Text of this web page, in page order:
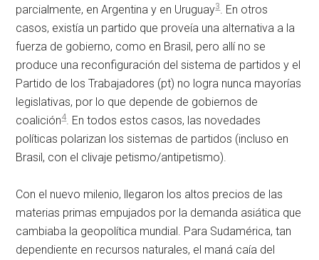
parcialmente, en Argentina y en Uruguay3. En otros
casos, existía un partido que proveía una alternativa a la
fuerza de gobierno, como en Brasil, pero allí no se
produce una reconfiguración del sistema de partidos y el
Partido de los Trabajadores (pt) no logra nunca mayorías
legislativas, por lo que depende de gobiernos de
coalición4. En todos estos casos, las novedades
políticas polarizan los sistemas de partidos (incluso en
Brasil, con el clivaje petismo/antipetismo).
Con el nuevo milenio, llegaron los altos precios de las
materias primas empujados por la demanda asiática que
cambiaba la geopolítica mundial. Para Sudamérica, tan
dependiente en recursos naturales, el maná caía del